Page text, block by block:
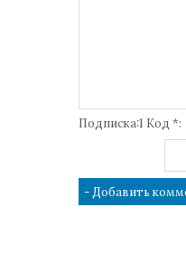
Подписка:1 Код *: